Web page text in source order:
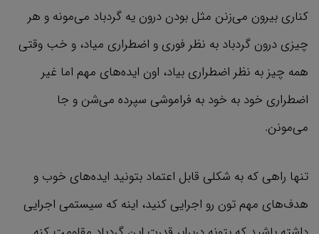
کناری بیرون می‌زنن مثل بودن درون یه گردباد می‌مونه و هر
چیزی درون گردباد به نظر فوری و اضطراری میاد، و خب وقتی
همه چیز به نظر اضطراری بیاد، اون ایده‌های مهم اما غیر
اضطراری خود به خود به فراموشی سپرده می‌شن و جا
می‌مونن.
تنها راهی که به شکلی قابل اعتماد بتونید ایده‌های خوب و
هدف‌های مهم تون رو اجرایی کنید، اینه که سیستمی اجرایی